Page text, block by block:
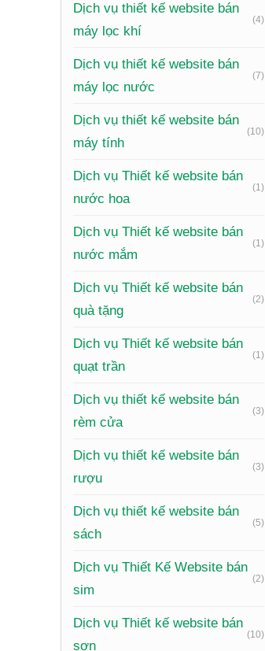
Dịch vụ thiết kế website bán
máy lọc khí
(4)
Dịch vụ thiết kế website bán
máy lọc nước
(7)
Dịch vụ thiết kế website bán
máy tính
(10)
Dịch vụ Thiết kế website bán
nước hoa
(1)
Dịch vụ Thiết kế website bán
nước mắm
(1)
Dịch vụ Thiết kế website bán
quà tặng
(2)
Dịch vụ Thiết kế website bán
quạt trần
(1)
Dịch vụ thiết kế website bán
rèm cửa
(3)
Dịch vụ thiết kế website bán
rượu
(3)
Dịch vụ thiết kế website bán
sách
(5)
Dịch vụ Thiết Kế Website bán
sim
(2)
Dịch vụ Thiết kế website bán
sơn
(10)